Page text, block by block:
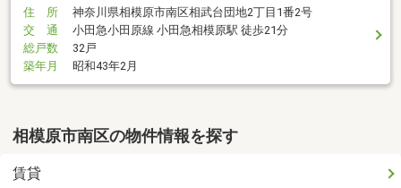
住 所
神奈川県相模原市南区相武台団地2丁目1番2号
交 通
小田急小田原線 小田急相模原駅 徒歩21分
総戸数
32戸
築年月
昭和43年2月
相模原市南区の物件情報を探す
賃貸